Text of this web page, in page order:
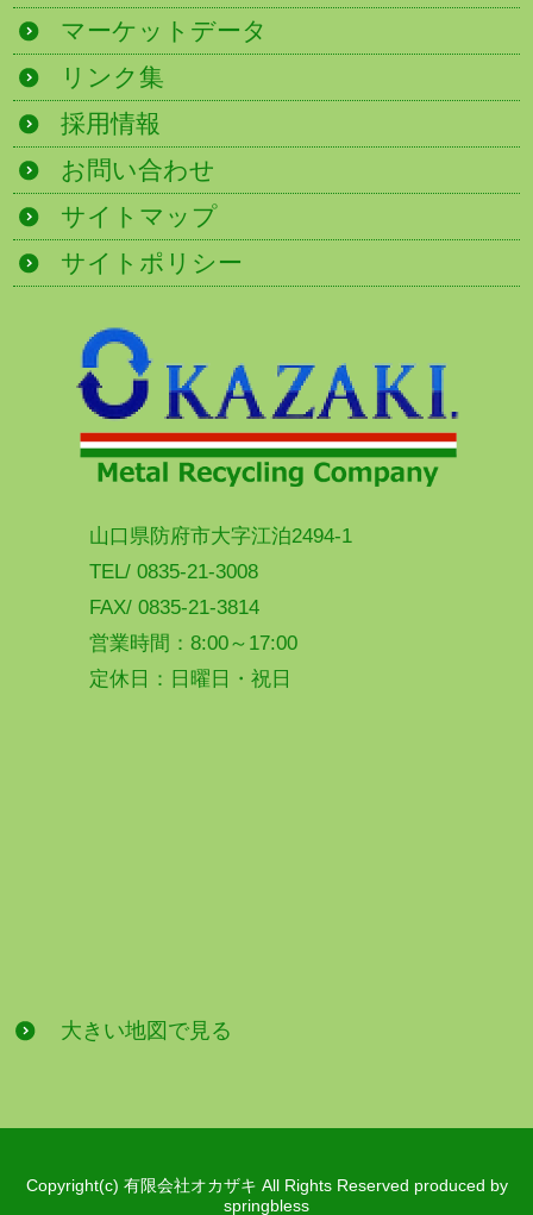
マーケットデータ
リンク集
採用情報
お問い合わせ
サイトマップ
サイトポリシー
山口県防府市大字江泊2494-1
TEL/ 0835-21-3008
FAX/ 0835-21-3814
営業時間：8:00～17:00
定休日：日曜日・祝日
大きい地図で見る
Copyright(c) 有限会社オカザキ All Rights Reserved produced by
springbless